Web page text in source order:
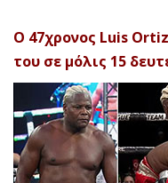
Ο 47χρονος Luis
του σε μόλις 15